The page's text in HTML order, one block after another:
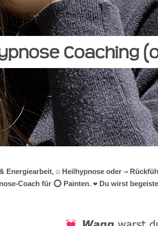
Energiearbeit, ☑️ Heilhypnose oder ⇒
Coach für ⭕ Painten. ❤ Du wirst